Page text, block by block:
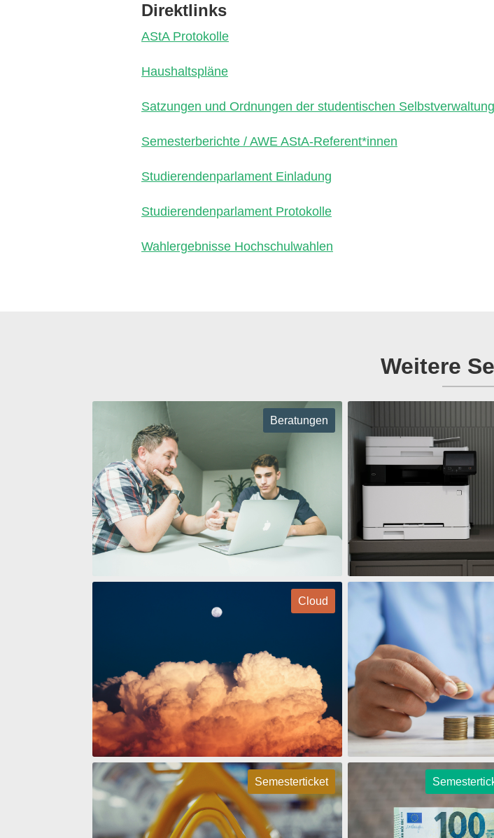
Direktlinks
AStA Protokolle
Haushaltspläne
Satzungen und Ordnungen der studentischen Selbstverwaltung
Semesterberichte / AWE AStA-Referent*innen
Studierendenparlament Einladung
Studierendenparlament Protokolle
Wahlergebnisse Hochschulwahlen
Weitere
Beratungen
Cloud
Semesterticket